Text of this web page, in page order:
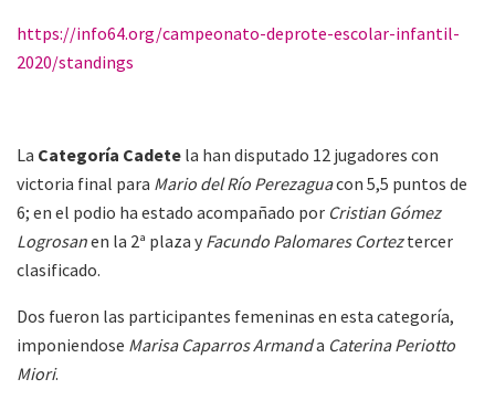
https://info64.org/campeonato-deprote-escolar-infantil-
2020/standings
La Categoría Cadete la han disputado 12 jugadores con
victoria final para Mario del Río Perezaguacon 5,5 puntos de
6; en el podio ha estado acompañado por Cristian Gómez
Logrosanen la 2ª plaza y Facundo Palomares Corteztercer
clasificado.
Dos fueron las participantes femeninas en esta categoría,
imponiendose Marisa Caparros Armanda Caterina Periotto
Miori.